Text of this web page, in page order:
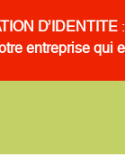
D’IDENTITE
entreprise qui